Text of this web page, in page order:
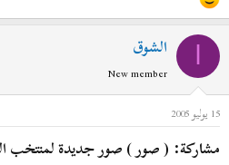
الشوق
New member
15 يوليو 2005
مشاركة: ( صور ) صور جديدة لمنتخب